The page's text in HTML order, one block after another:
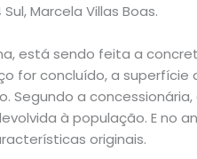
Marcela Villas Boas.
está sendo feita a
for concluído, a
Segundo a
à população. E no
originais.